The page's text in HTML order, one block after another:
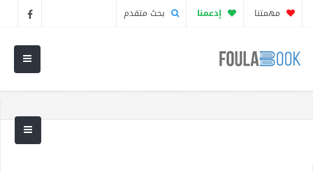
مهمتنا إدعمنا بحث متقدم